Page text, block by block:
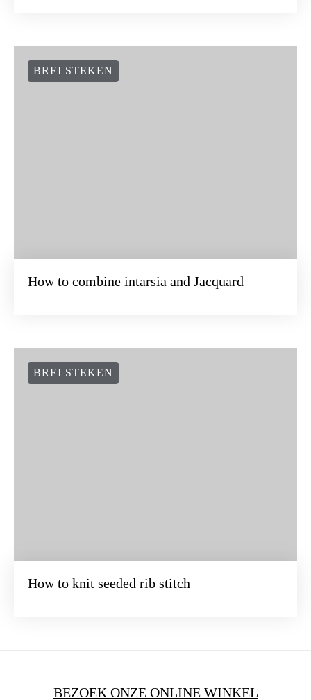
BREI STEKEN
How to combine intarsia and Jacquard
BREI STEKEN
How to knit seeded rib stitch
BEZOEK ONZE ONLINE WINKEL